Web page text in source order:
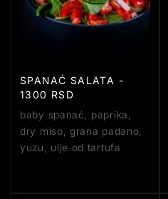
SPANAĆ SALATA -
1300 RSD
baby spanać, paprika,
dry miso, grana padano,
yuzu, ulje od tartufa